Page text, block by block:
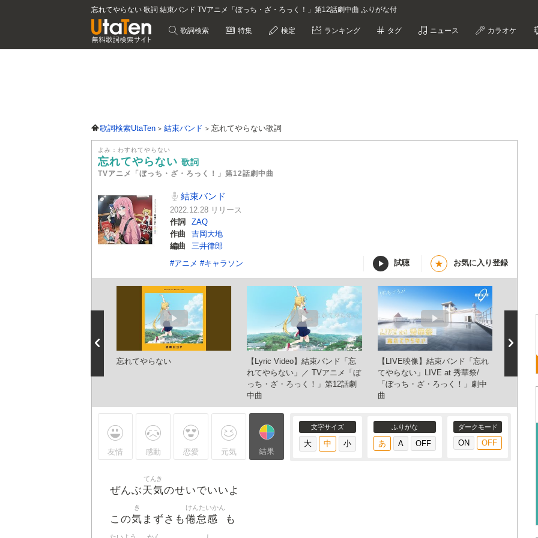
忘れてやらない 歌詞 結束バンド TVアニメ「ぼっち・ざ・ろっく！」第12話劇中曲 ふりがな付
歌詞検索 特集 検定 ランキング タグ ニュース カラオケ
歌詞検索UtaTen 結束バンド 忘れてやらない歌詞
よみ：わすれてやらない
忘れてやらない 歌詞
TVアニメ「ぼっち・ざ・ろっく！」第12話劇中曲
結束バンド
2022.12.28 リリース
作詞
ZAQ
作曲
吉岡大地
編曲
三井律郎
#アニメ #キャラソン 試聴 ★ お気に入り登録
忘れてやらない
【Lyric Video】結束バンド「忘
れてやらない」／ TVアニメ「ぼ
っち・ざ・ろっく！」第12話劇
中曲
【LIVE映像】結束バンド「忘れ
てやらない」LIVE at 秀華祭/
「ぼっち・ざ・ろっく！」劇中
曲
結束バ
友情 感動 恋愛 元気 結果
文字サイズ ふりがな ダークモード
ぜんぶ天気
てんき
のせいでいいよ
この気
き
まずさも倦怠感
けんたいかん
も